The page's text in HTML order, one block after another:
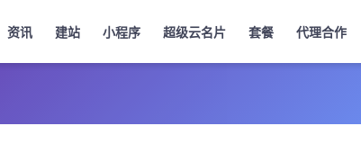
资讯 建站 小程序 超级云名片 套餐 代理合作